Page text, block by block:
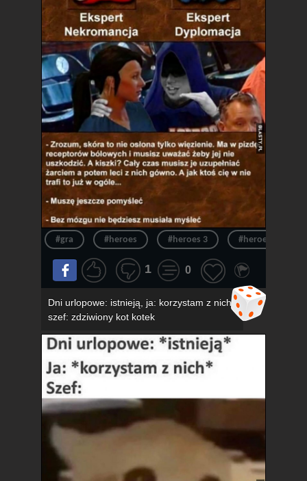
#gra #heroes #heroes 3 #heroes of
1 0
Dni urlopowe: istnieją, ja: korzystam z nich,
szef: zdziwiony kot kotek